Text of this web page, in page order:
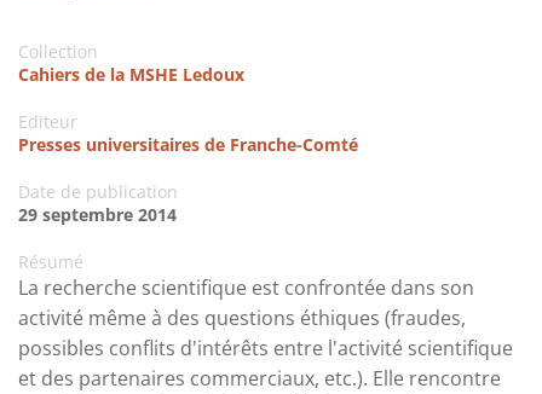
Collection
Cahiers de la MSHE Ledoux
Editeur
Presses universitaires de Franche-Comté
Date de publication
29 septembre 2014
Résumé
La recherche scientifique est confrontée dans son
activité même à des questions éthiques (fraudes,
possibles conflits d'intérêts entre l'activité scientifique
et des partenaires commerciaux, etc.). Elle rencontre